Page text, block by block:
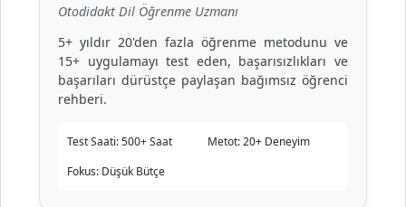
Otodidakt Dil Öğrenme Uzmanı
5+ yıldır 20'den fazla öğrenme metodunu ve
15+ uygulamayı test eden, başarısızlıkları ve
başarıları dürüstçe paylaşan bağımsız öğrenci
rehberi.
Test Saati:500+ Saat Metot:20+ Deneyim
Fokus:Düşük Bütçe